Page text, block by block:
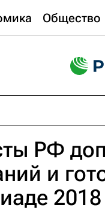
Общество
РФ
и